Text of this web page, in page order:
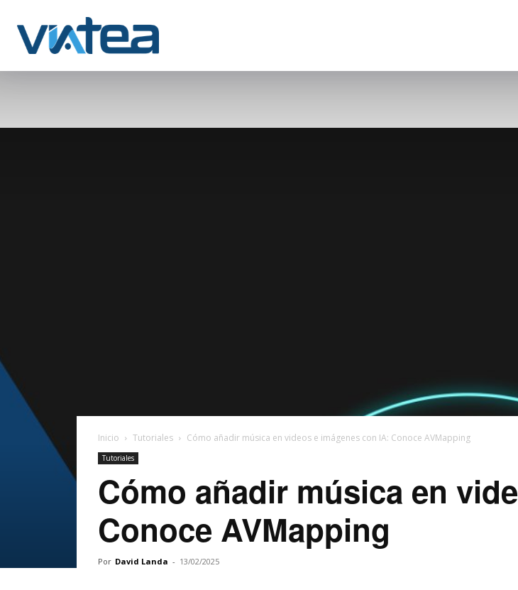
Inicio Tutoriales Cómo añadir música en videos e imágenes con IA: Conoce AVMapping
Tutoriales
Cómo añadir música en
Conoce AVMapping
Por David Landa - 13/02/2025